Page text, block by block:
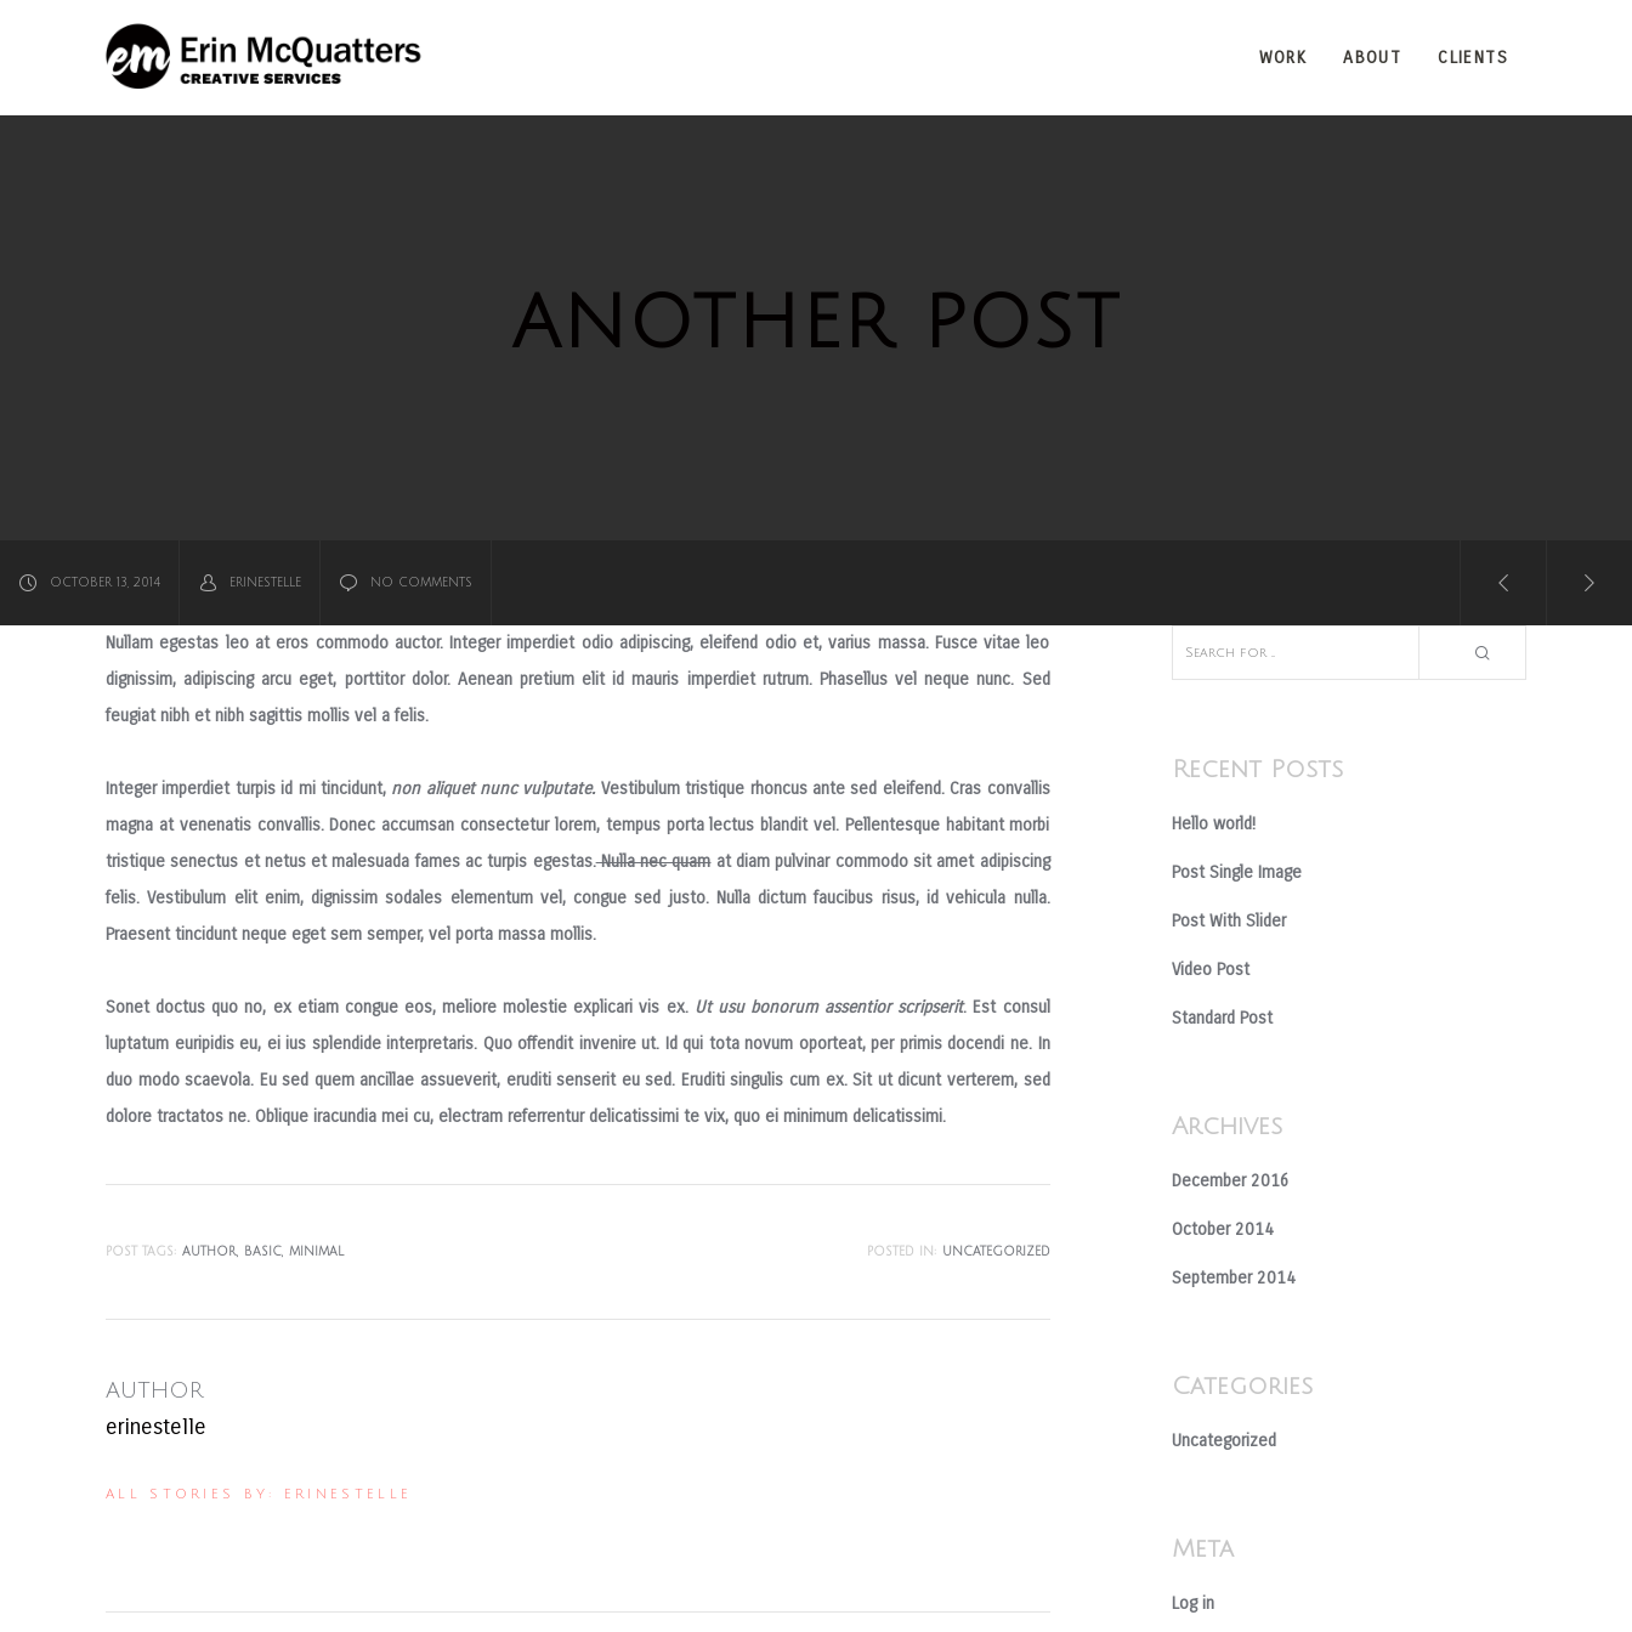
WORK ABOUT CLIENTS
ANOTHER POST
OCTOBER 13, 2014 ERINESTELLE NO COMMENTS
Nullam egestas leo at eros commodo auctor. Integer imperdiet odio adipiscing, eleifend odio et, varius massa. Fusce vitae leo
dignissim, adipiscing arcu eget, porttitor dolor.Aenean pretium elit id mauris imperdiet rutrum. Phasellus vel neque nunc. Sed
feugiat nibh et nibh sagittis mollis vel a felis.
Integer imperdiet turpis id mi tincidunt, non aliquet nunc vulputate.Vestibulum tristique rhoncus ante sed eleifend. Cras convallis
magna at venenatis convallis. Donec accumsan consectetur lorem, tempus porta lectus blandit vel. Pellentesque habitant morbi
tristique senectus et netus et malesuada fames ac turpis egestas.Nulla nec quamat diam pulvinar commodo sit amet adipiscing
felis. Vestibulum elit enim, dignissim sodales elementum vel, congue sed justo. Nulla dictum faucibus risus, id vehicula nulla.
Praesent tincidunt neque eget sem semper, vel porta massa mollis.
Sonet doctus quo no, ex etiam congue eos, meliore molestie explicari vis ex. Ut usu bonorum assentior scripserit. Est consul
luptatum euripidis eu, ei ius splendide interpretaris. Quo offendit invenire ut. Id qui tota novum oporteat, per primis docendi ne. In
duo modo scaevola. Eu sed quem ancillae assueverit, eruditi senserit eu sed. Eruditi singulis cum ex. Sit ut dicunt verterem, sed
dolore tractatos ne. Oblique iracundia mei cu, electram referrentur delicatissimi te vix, quo ei minimum delicatissimi.
POST TAGS: AUTHOR BASIC MINIMAL POSTED IN: UNCATEGORIZED
AUTHOR
erinestelle
ALL STORIES BY: ERINESTELLE
Recent Posts
Hello world!
Post Single Image
Post With Slider
Video Post
Standard Post
Archives
December 2016
October 2014
September 2014
Categories
Uncategorized
Meta
Log in